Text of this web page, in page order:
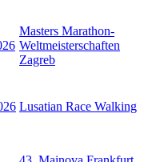
Masters Marathon-
Weltmeisterschaften
Zagreb
Lusatian Race Walking